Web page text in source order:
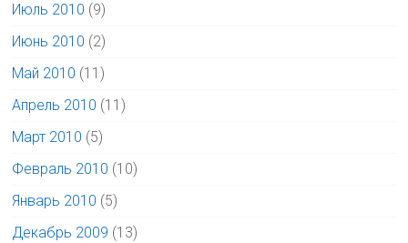
Июль 2010 (9)
Июнь 2010 (2)
Май 2010 (11)
Апрель 2010 (11)
Март 2010 (5)
Февраль 2010 (10)
Январь 2010 (5)
Декабрь 2009 (13)